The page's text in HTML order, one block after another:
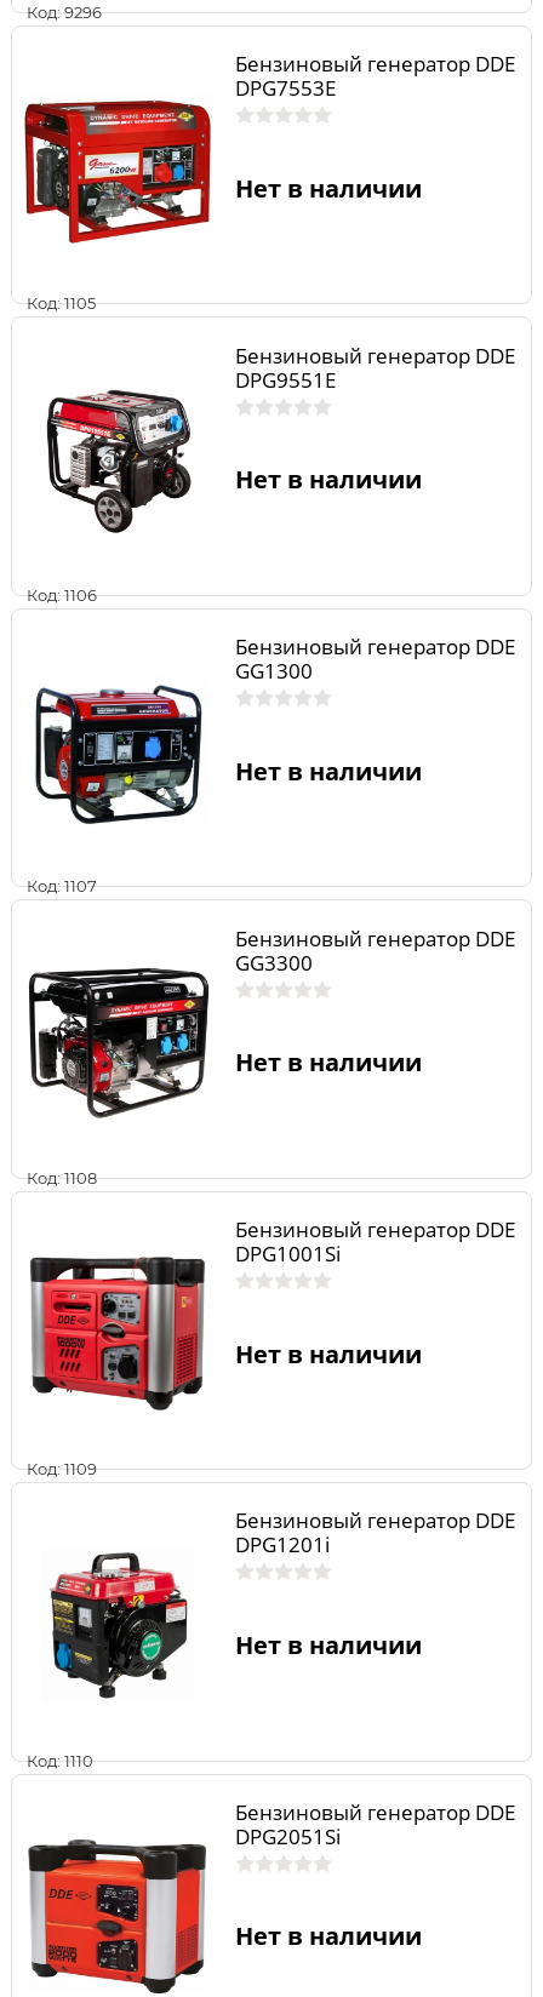
Код: 9296
Код: 1105
Бензиновый генератор DDE
DPG7553E
Нет в наличии
Код: 1106
Бензиновый генератор DDE
DPG9551E
Нет в наличии
Код: 1107
Бензиновый генератор DDE
GG1300
Нет в наличии
Код: 1108
Бензиновый генератор DDE
GG3300
Нет в наличии
Код: 1109
Бензиновый генератор DDE
DPG1001Si
Нет в наличии
Код: 1110
Бензиновый генератор DDE
DPG1201i
Нет в наличии
Бензиновый генератор DDE
DPG2051Si
Нет в наличии